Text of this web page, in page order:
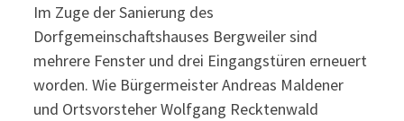
Im Zuge der Sanierung des
Dorfgemeinschaftshauses Bergweiler sind
mehrere Fenster und drei Eingangstüren erneuert
worden. Wie Bürgermeister Andreas Maldener
und Ortsvorsteher Wolfgang Recktenwald